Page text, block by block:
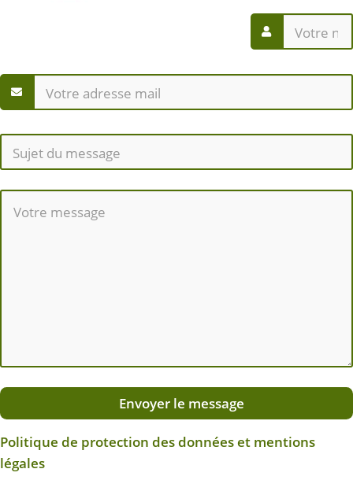
Envoyer le message
Politique de protection des données et mentions
légales